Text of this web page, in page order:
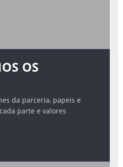
OS
da parceria, papeis e
parte e valores